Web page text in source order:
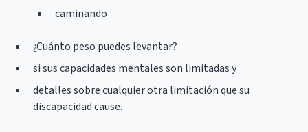
caminando
¿Cuánto peso puedes levantar?
si sus capacidades mentales son limitadas y
detalles sobre cualquier otra limitación que su
discapacidad cause.